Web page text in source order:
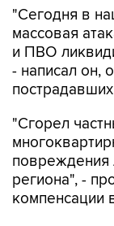
"Сегодня в
массовая
и ПВО
- написал он,
"Сгорел
повреждения
региона", -
компенсации